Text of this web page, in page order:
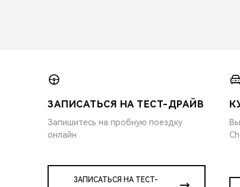
ЗАПИСАТЬСЯ НА ТЕСТ-ДРАЙВ
Запишитесь на пробную поездку
онлайн
ЗАПИСАТЬСЯ НА ТЕСТ-